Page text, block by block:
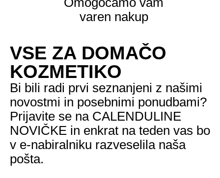
varen nakup
VSE ZA DOMAČO
KOZMETIKO
Bi bili radi prvi seznanjeni z našimi
novostmi in posebnimi ponudbami?
Prijavite se na CALENDULINE
NOVIČKE in enkrat na teden vas bo
v e-nabiralniku razveselila naša
pošta.